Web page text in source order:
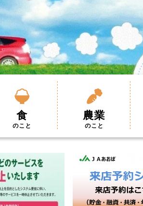
食
のこと
農業
のこと